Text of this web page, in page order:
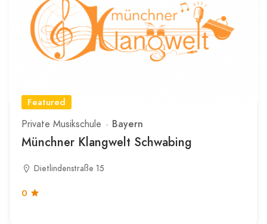
Featured
Private Musikschule
Bayern
Münchner Klangwelt Schwabing
Dietlindenstraße 15
0